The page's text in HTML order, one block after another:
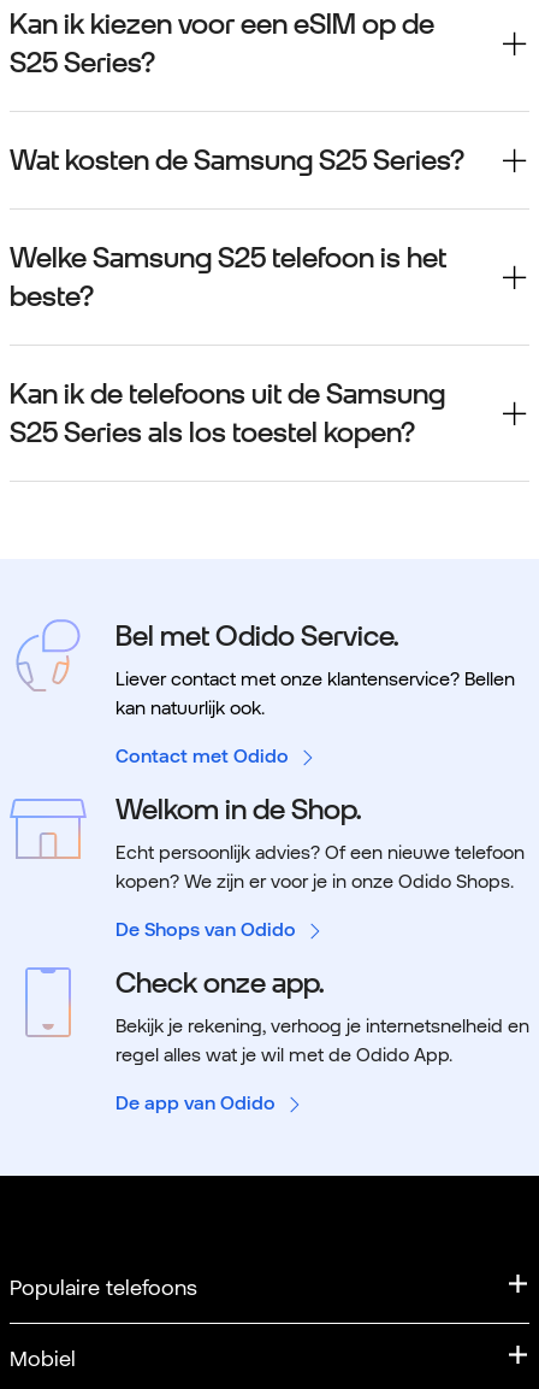
Kan ik kiezen voor een eSIM op de
S25 Series?
Wat kosten de Samsung S25 Series?
Welke Samsung S25 telefoon is het
beste?
Kan ik de telefoons uit de Samsung
S25 Series als los toestel kopen?
Bel met Odido Service.
Liever contact met onze klantenservice? Bellen
kan natuurlijk ook.
Contact met Odido
Welkom in de Shop.
Echt persoonlijk advies? Of een nieuwe telefoon
kopen? We zijn er voor je in onze Odido Shops.
De Shops van Odido
Check onze app.
Bekijk je rekening, verhoog je internetsnelheid en
regel alles wat je wil met de Odido App.
De app van Odido
Populaire telefoons
Mobiel